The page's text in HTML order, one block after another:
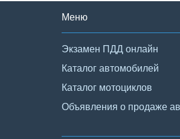
Меню
Экзамен ПДД онлайн
Каталог автомобилей
Каталог мотоциклов
Объявления о продаже